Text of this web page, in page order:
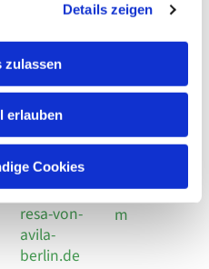
Details zeigen
zulassen
erlauben
Cookies
Telefon
+49 30
924 64 28
Fax +49
30 924 54
18
E-Mail
info@the
resa-von-
avila-
berlin.de
Datensch
utz
Social
Impressu
m